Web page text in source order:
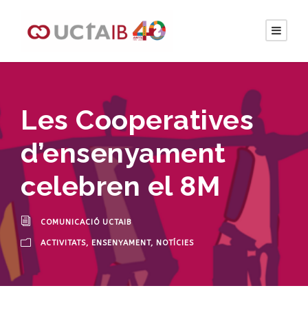
Les Cooperatives
d’ensenyament
celebren el 8M
COMUNICACIÓ UCTAIB
ACTIVITATS, ENSENYAMENT, NOTÍCIES